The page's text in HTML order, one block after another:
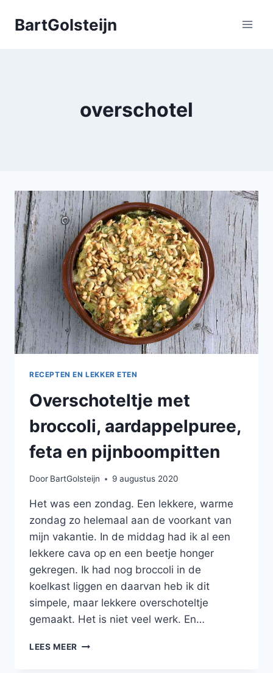
naarBartGolsteijn
overschotel
RECEPTEN EN LEKKER ETEN
Overschoteltje met
broccoli, aardappelpuree,
feta en pijnboompitten
Door BartGolsteijn 9 augustus 2020
Het was een zondag. Een lekkere, warme
zondag zo helemaal aan de voorkant van
mijn vakantie. In de middag had ik al een
lekkere cava op en een beetje honger
gekregen. Ik had nog broccoli in de
koelkast liggen en daarvan heb ik dit
simpele, maar lekkere overschoteltje
gemaakt. Het is niet veel werk. En…
LEES MEER OVERSCHOTELTJE